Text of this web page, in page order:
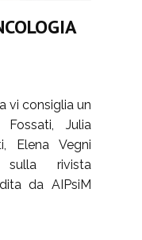
vi consiglia un
Julia
Elena Vegni
rivista
da AIPsiM